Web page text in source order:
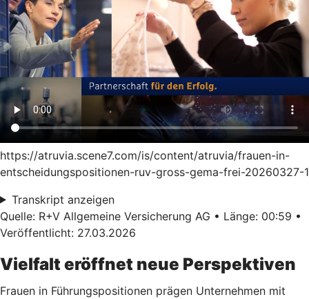
https://atruvia.scene7.com/is/content/atruvia/frauen-in-
entscheidungspositionen-ruv-gross-gema-frei-20260327-1
Transkript anzeigen
Quelle: R+V Allgemeine Versicherung AG • Länge: 00:59 •
Veröffentlicht: 27.03.2026
Vielfalt eröffnet neue Perspektiven
Frauen in Führungspositionen prägen Unternehmen mit